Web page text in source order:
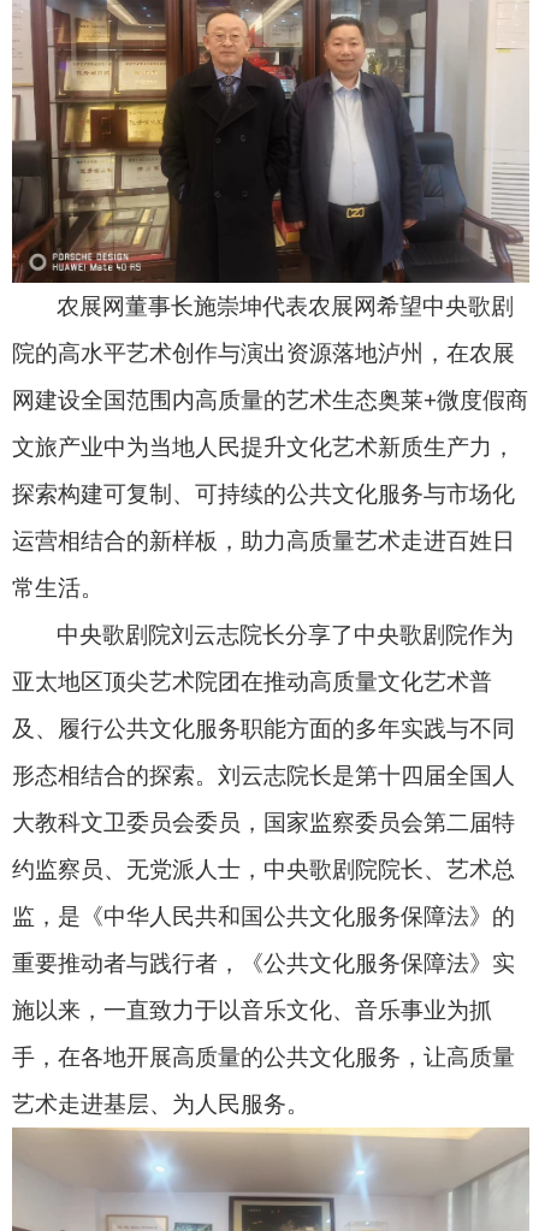
农展网董事长施崇坤代表农展网希望中央歌剧
院的高水平艺术创作与演出资源落地泸州，在农展
网建设全国范围内高质量的艺术生态奥莱+微度假商
文旅产业中为当地人民提升文化艺术新质生产力，
探索构建可复制、可持续的公共文化服务与市场化
运营相结合的新样板，助力高质量艺术走进百姓日
常生活。
中央歌剧院刘云志院长分享了中央歌剧院作为
亚太地区顶尖艺术院团在推动高质量文化艺术普
及、履行公共文化服务职能方面的多年实践与不同
形态相结合的探索。刘云志院长是第十四届全国人
大教科文卫委员会委员，国家监察委员会第二届特
约监察员、无党派人士，中央歌剧院院长、艺术总
监，是《中华人民共和国公共文化服务保障法》的
重要推动者与践行者，《公共文化服务保障法》实
施以来，一直致力于以音乐文化、音乐事业为抓
手，在各地开展高质量的公共文化服务，让高质量
艺术走进基层、为人民服务。